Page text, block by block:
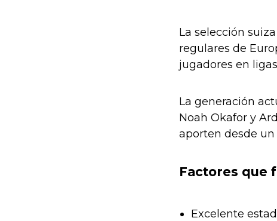
La selección
regulares de
jugadores en
La generación
Noah Okafor y
aporten desde
Factores que
Excelente